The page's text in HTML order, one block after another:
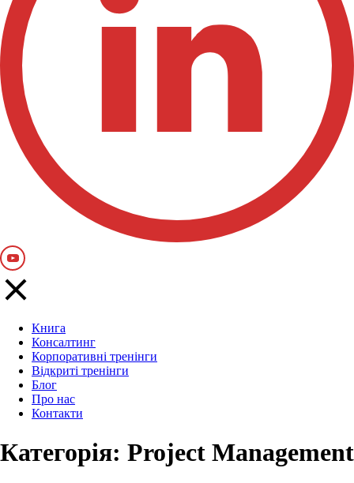
Книга
Консалтинг
Корпоративні тренінги
Відкриті тренінги
Блог
Про нас
Контакти
Категорія: Project Management